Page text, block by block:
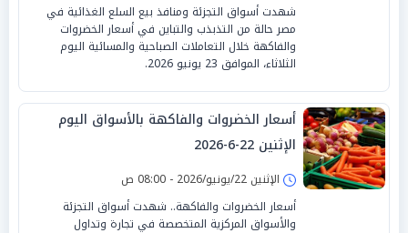
شهدت أسواق التجزئة ومنافذ بيع السلع الغذائية في
مصر حالة من التذبذب والتباين في أسعار الخضروات
والفاكهة خلال التعاملات الصباحية والمسائية اليوم
الثلاثاء، الموافق 23 يونيو 2026.
أسعار الخضروات والفاكهة بالأسواق اليوم
الإثنين 22-6-2026
الإثنين 22/يونيو/2026 - 08:00 ص
أسعار الخضروات والفاكهة.. شهدت أسواق التجزئة
والأسواق المركزية المتخصصة في تجارة وتداول